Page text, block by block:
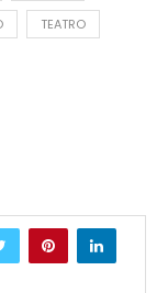
TEATRO